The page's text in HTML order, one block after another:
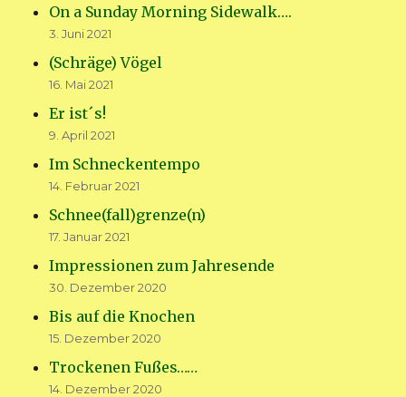
On a Sunday Morning Sidewalk….
3. Juni 2021
(Schräge) Vögel
16. Mai 2021
Er ist´s!
9. April 2021
Im Schneckentempo
14. Februar 2021
Schnee(fall)grenze(n)
17. Januar 2021
Impressionen zum Jahresende
30. Dezember 2020
Bis auf die Knochen
15. Dezember 2020
Trockenen Fußes……
14. Dezember 2020